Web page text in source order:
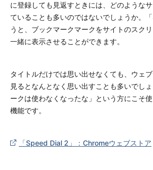
に登録しても見返すときには、どのような
ていることも多いのではないでしょうか。
うと、ブックマークマークをサイトのスク
一緒に表示させることができます。
タイトルだけでは思い出せなくても、ウェ
見るとなんとなく思い出すことも多いでし
ークは使わなくなったな」という方にこそ
機能です。
「Speed Dial 2」：Chromeウェブストア